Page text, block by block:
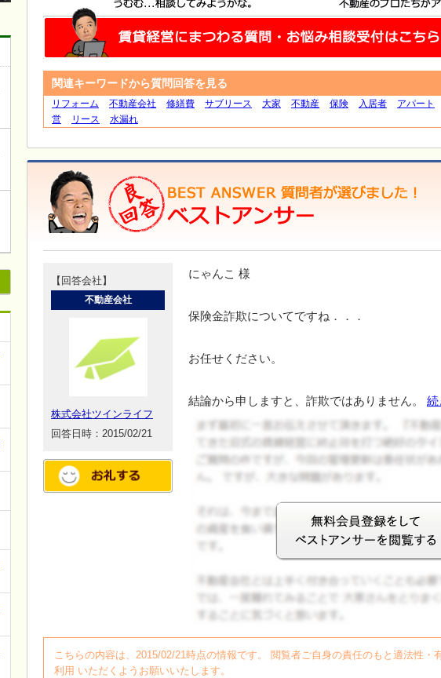
関連キーワードから質問回答を見る
リフォーム 不動産会社 修繕費 サブリース 大家 不動産 保険 入居者 アパート
営
リース 水漏れ
【回答会社】
不動産会社
株式会社ツインライフ
回答日時：2015/02/21
にゃんこ 様
保険金詐欺についてですね．．．
お任せください。
結論から申しますと、詐欺ではありません。 続
ログイン
こちらの内容は、2015/02/21時点の情報です。 閲覧者ご自身の責任のもと適法性・
利用 いただくようお願いいたします。